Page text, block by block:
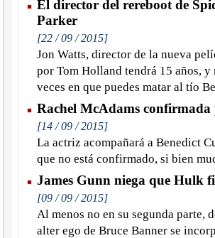
El director del rereboot de
Parker
[22 / 09 / 2015]
Jon Watts, director de la nueva
por Tom Holland tendrá 15 años,
veces en que puedes matar al tío
Rachel McAdams
[14 / 09 / 2015]
La actriz acompañará a Benedict
que no está confirmado, si bien
James Gunn niega que Hulk
[09 / 09 / 2015]
Al menos no en su segunda parte,
alter ego de Bruce Banner se